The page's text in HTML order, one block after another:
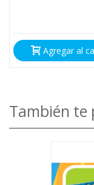
Agregar al
También te